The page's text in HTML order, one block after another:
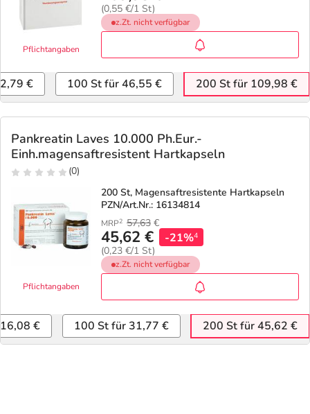
Pflichtangaben
(0,55 €/1 St)
z.Zt. nicht verfügbar
€ 100 St für 46,55 € 200 St für 109,98 €
Pankreatin Laves 10.000 Ph.Eur.-
Einh.magensaftresistent Hartkapseln
(0)
Pflichtangaben
200 St, Magensaftresistente Hartkapseln
PZN/Art.Nr.: 16134814
MRP2 57,63 €
45,62 €
(0,23 €/1 St)
-21%4
z.Zt. nicht verfügbar
€ 100 St für 31,77 € 200 St für 45,62 €